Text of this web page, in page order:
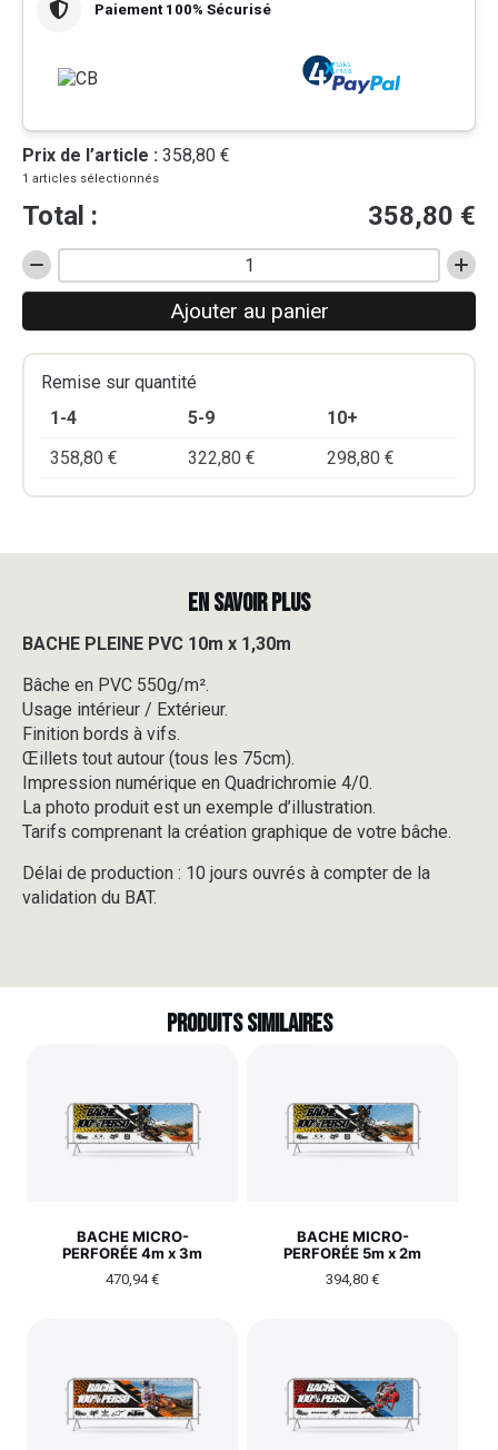
Paiement 100% Sécurisé
Prix de l’article : 358,80 €
1 articles sélectionnés
Total : 358,80 €
quantité
de
PLEINE
PVC
10m
1,30m
Ajouter au panier
Remise sur quantité
1-4
5-9
10+
358,80 € 322,80 € 298,80 €
EN SAVOIR PLUS
BACHE PLEINE PVC 10m x 1,30m
Bâche en PVC 550g/m².
Usage intérieur / Extérieur.
Finition bords à vifs.
Œillets tout autour (tous les 75cm).
Impression numérique en Quadrichromie 4/0.
La photo produit est un exemple d’illustration.
Tarifs comprenant la création graphique de votre bâche.
Délai de production : 10 jours ouvrés à compter de la
validation du BAT.
Produits similaires
BACHE MICRO-
PERFORÉE 4m x 3m
470,94€
BACHE MICRO-
PERFORÉE 5m x 2m
394,80 €